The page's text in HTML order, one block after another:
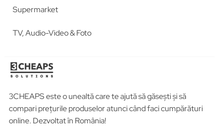
Supermarket
TV, Audio-Video & Foto
3CHEAPS este o unealtă care te ajută să găsești și să
compari prețurile produselor atunci când faci cumpărături
online. Dezvoltat în România!